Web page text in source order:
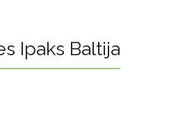
Ipaks Baltija